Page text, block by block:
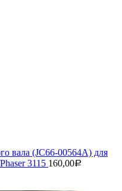
вала (JC66-00564A) для
3115 160,00Р